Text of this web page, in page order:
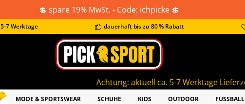
💲 spare 19% MwSt. - Code: ichpicke 💲
7 Werktage dauerhaft bis zu 80 % Rabatt
Achtung: aktuell ca. 5-7 Werktage Lieferzeit!
MODE & SPORTSWEAR SCHUHE KIDS OUTDOOR FUSSBALL